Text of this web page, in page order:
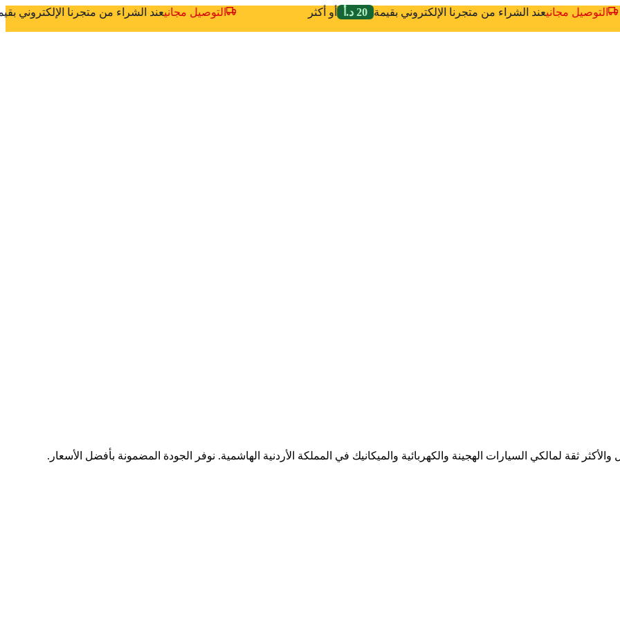
التوصيل مجانيعند الشراء من متجرنا الإلكتروني التوصيل مجانيعند الشراء من متجرنا الإلكتروني بقيمة 20 د.أ أو أكثر
ثقة لمالكي السيارات الهجينة والكهربائية والميكانيك في المملكة الأردنية الهاشمية. نوفر الجودة المضمونة بأفضل الأسعار.